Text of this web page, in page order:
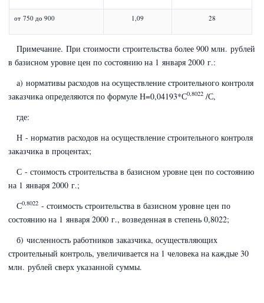
от 750 до 900 1,09 28
Примечание. При стоимости строительства более 900 млн. рублей
в базисном уровне цен по состоянию на 1 января 2000 г.:
а) нормативы расходов на осуществление строительного контроля
заказчика определяются по формуле Н=0,04193*С0,8022 /С,
где:
Н - норматив расходов на осуществление строительного контроля
заказчика в процентах;
С - стоимость строительства в базисном уровне цен по состоянию
на 1 января 2000 г.;
С0,8022 - стоимость строительства в базисном уровне цен по
состоянию на 1 января 2000 г., возведенная в степень 0,8022;
б) численность работников заказчика, осуществляющих
строительный контроль, увеличивается на 1 человека на каждые 30
млн. рублей сверх указанной суммы.